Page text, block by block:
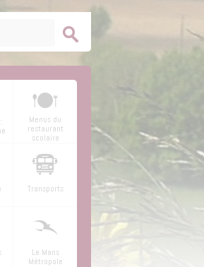
Menus du
restaurant
scolaire
Transports
Le Mans
Métropole